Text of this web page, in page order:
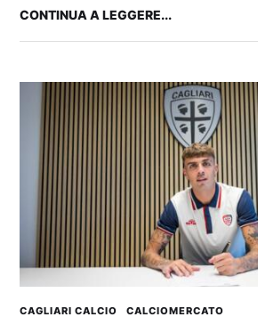
2° TROFEO RIVA | IL POST-
con noi il match tra
CONTINUA A LEGGERE...
CAGLIARI CALCIO CALCIOMERCATO